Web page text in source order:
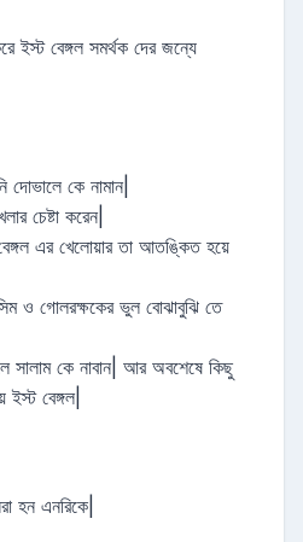
ইস্ট বেঙ্গল সমর্থক দের জন্যে
দোভালে কে নামান|
চেষ্টা করেন|
এর খেলোয়ার তা আতঙ্কিত হয়ে
ও গোলরক্ষকের ভুল বোঝাবুঝি তে
সালাম কে নাবান| আর অবশেষে কিছু
বেঙ্গল|
হন এনরিকে|